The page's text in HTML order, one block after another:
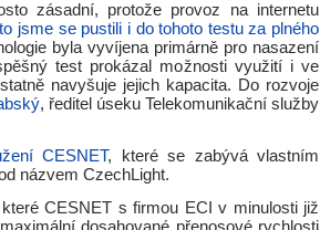
zásadní, protože provoz na internetu
jsme se pustili i do tohoto testu za plného
byla vyvíjena primárně pro nasazení
test prokázal možnosti využití i ve
navyšuje jejich kapacita. Do rozvoje
, ředitel úseku Telekomunikační služby
CESNET, které se zabývá vlastním
názvem CzechLight.
CESNET s firmou ECI v minulosti již